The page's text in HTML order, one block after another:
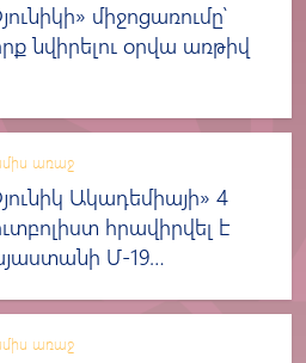
միջոցառումը՝
նվիրելու օրվա առթիվ
առաջ
Ակադեմիայի» 4
հրավիրվել է
Մ-19
առաջ